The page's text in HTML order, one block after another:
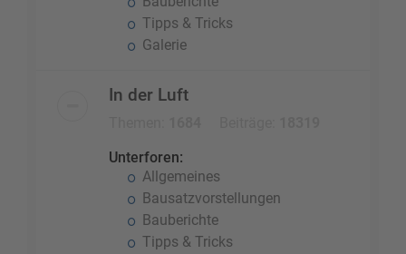
Tipps & Tricks
Galerie
In der Luft
Unterforen:
Allgemeines
Bausatzvorstellungen
Bauberichte
Tipps & Tricks